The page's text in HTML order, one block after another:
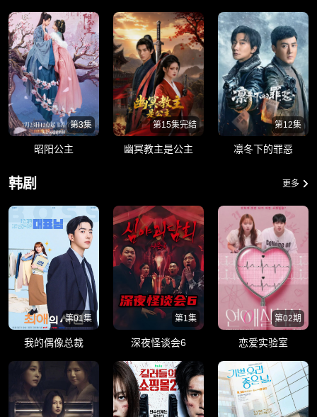
第3集
昭阳公主
第15集完结
幽冥教主是公主
第12集
凛冬下的罪恶
韩剧 更多
第01集
我的偶像总裁
第1集
深夜怪谈会6
第02期
恋爱实验室